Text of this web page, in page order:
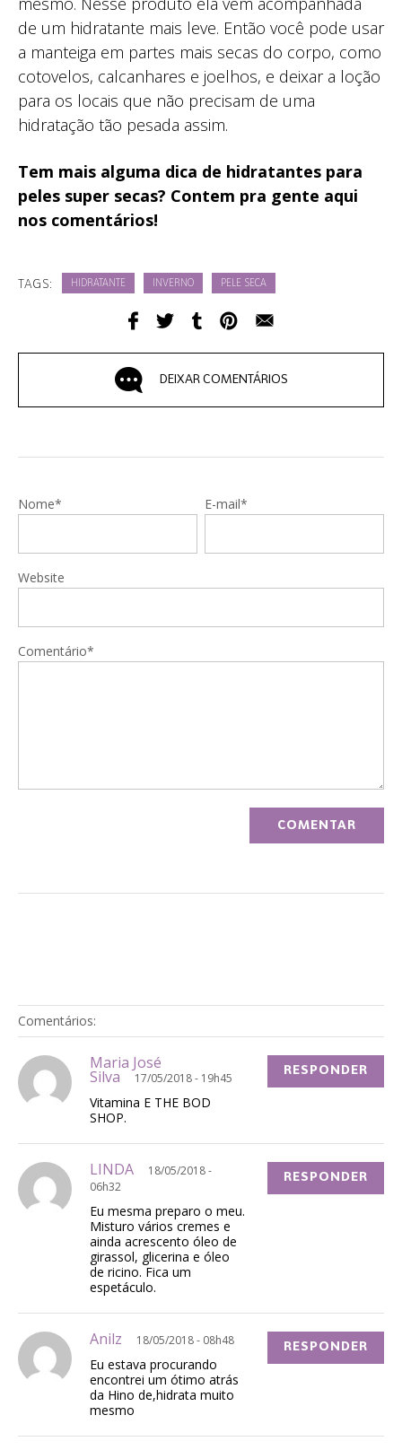
de um hidratante mais leve. Então você pode usar
a manteiga em partes mais secas do corpo, como
cotovelos, calcanhares e joelhos, e deixar a loção
para os locais que não precisam de uma
hidratação tão pesada assim.
Tem mais alguma dica de hidratantes para
peles super secas? Contem pra gente aqui
nos comentários!
TAGS: HIDRATANTE INVERNO PELE SECA
DEIXAR COMENTÁRIOS
Nome* E-mail*
Website
Comentário*
Comentários:
Maria José
Silva17/05/2018 - 19h45
Vitamina E THE BOD
SHOP.
RESPONDER
LINDA
18/05/2018 -
06h32
Eu mesma preparo o meu.
Misturo vários cremes e
ainda acrescento óleo de
girassol, glicerina e óleo
de ricino. Fica um
espetáculo.
RESPONDER
Anilz 18/05/2018 - 08h48
Eu estava procurando
encontrei um ótimo atrás
da Hino de,hidrata muito
mesmo
RESPONDER